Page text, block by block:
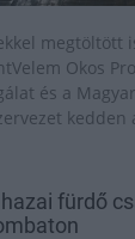
megtöltött
Okos
és a
kedden
fürdő